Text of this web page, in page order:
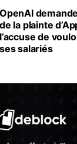
OpenAI
de la plainte
l’accuse de
ses salariés